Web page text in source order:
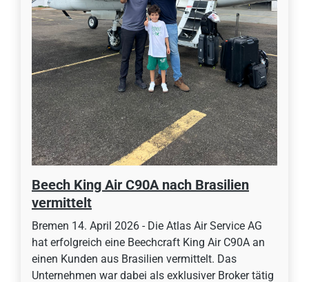
Beech King Air C90A nach Brasilien
vermittelt
Bremen 14. April 2026 - Die Atlas Air Service AG
hat erfolgreich eine Beechcraft King Air C90A an
einen Kunden aus Brasilien vermittelt. Das
Unternehmen war dabei als exklusiver Broker tätig